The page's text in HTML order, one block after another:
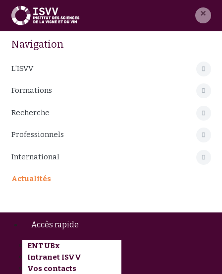
×
Navigation
L'ISVV
Formations
Recherche
Professionnels
International
Actualités
Accès rapide
ENT UBx
Intranet ISVV
Vos contacts